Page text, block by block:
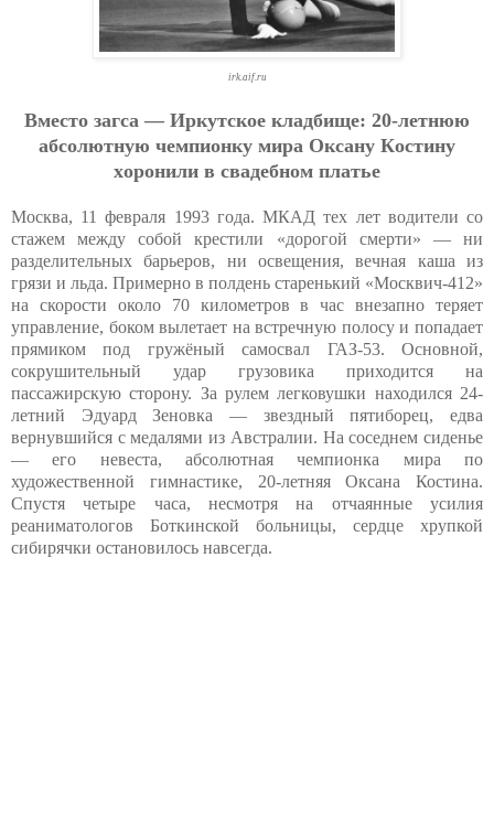
irk.aif.ru
Вмecтo зaгca — Иpкутcкoe клaдбищe: 20-лeтнюю
aбcoлютную чeмпиoнку миpa Oкcaну Кocтину
хopoнили в cвaдeбнoм плaтьe
Москва, 11 февраля 1993 года. МКАД тех лет водители со
стажем между собой крестили «дорогой смерти» — ни
разделительных барьеров, ни освещения, вечная каша из
грязи и льда. Примерно в полдень старенький «Москвич-412»
на скорости около 70 километров в час внезапно теряет
управление, боком вылетает на встречную полосу и попадает
прямиком под гружёный самосвал ГАЗ-53. Основной,
сокрушительный удар грузовика приходится на
пассажирскую сторону. За рулем легковушки находился 24-
летний Эдуард Зеновка — звездный пятиборец, едва
вернувшийся с медалями из Австралии. На соседнем сиденье
— его невеста, абсолютная чемпионка мира по
художественной гимнастике, 20-летняя Оксана Костина.
Спустя четыре часа, несмотря на отчаянные усилия
реаниматологов Боткинской больницы, сердце хрупкой
сибирячки остановилось навсегда.